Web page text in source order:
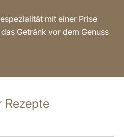
mit einer Prise
Getränk vor dem Genuss
Rezepte